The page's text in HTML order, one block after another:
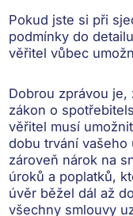
Pokud jste si při
podmínky do
věřitel vůbec
Dobrou zprávou
zákon o
věřitel musí
dobu trvání vašeho
zároveň nárok na
úroků a poplatků,
úvěr běžel dál až
všechny smlouvy